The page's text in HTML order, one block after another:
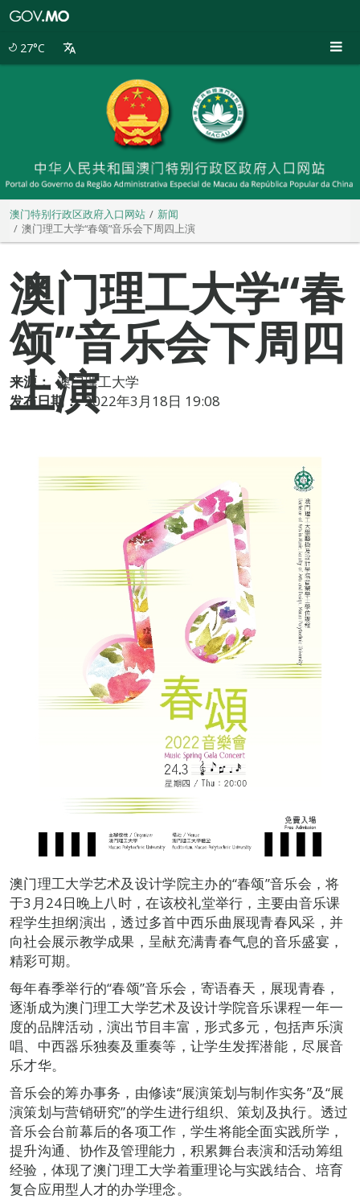
27°C
澳门特别行政区政府入口网站
新闻
澳门理工大学“春颂”音乐会下周四上演
澳门理工大学“春
颂”音乐会下周四
上演
来源： 澳门理工大学
发布日期： 2022年3月18日 19:08
澳门理工大学艺术及设计学院主办的“春颂”音乐会，将
于3月24日晚上八时，在该校礼堂举行，主要由音乐课
程学生担纲演出，透过多首中西乐曲展现青春风采，并
向社会展示教学成果，呈献充满青春气息的音乐盛宴，
精彩可期。
每年春季举行的“春颂”音乐会，寄语春天，展现青春，
逐渐成为澳门理工大学艺术及设计学院音乐课程一年一
度的品牌活动，演出节目丰富，形式多元，包括声乐演
唱、中西器乐独奏及重奏等，让学生发挥潜能，尽展音
乐才华。
音乐会的筹办事务，由修读“展演策划与制作实务”及“展
演策划与营销研究”的学生进行组织、策划及执行。透过
音乐会台前幕后的各项工作，学生将能全面实践所学，
提升沟通、协作及管理能力，积累舞台表演和活动筹组
经验，体现了澳门理工大学着重理论与实践结合、培育
复合应用型人才的办学理念。